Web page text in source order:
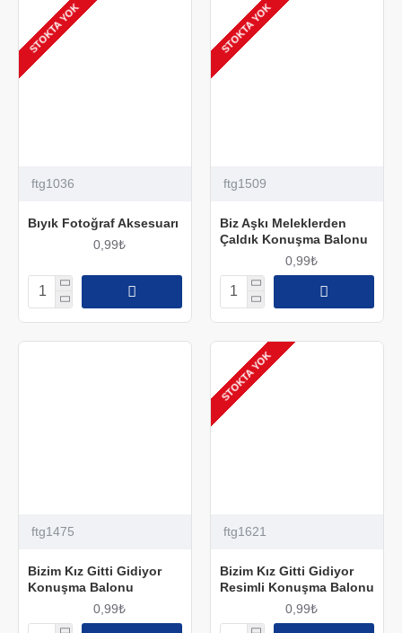
STOKTA YOK
ftg1036
Bıyık Fotoğraf Aksesuarı
0,99₺
STOKTA YOK
ftg1509
Biz Aşkı Meleklerden
Çaldık Konuşma Balonu
0,99₺
ftg1475
Bizim Kız Gitti Gidiyor
Konuşma Balonu
0,99₺
STOKTA YOK
ftg1621
Bizim Kız Gitti Gidiyor
Resimli Konuşma Balonu
0,99₺